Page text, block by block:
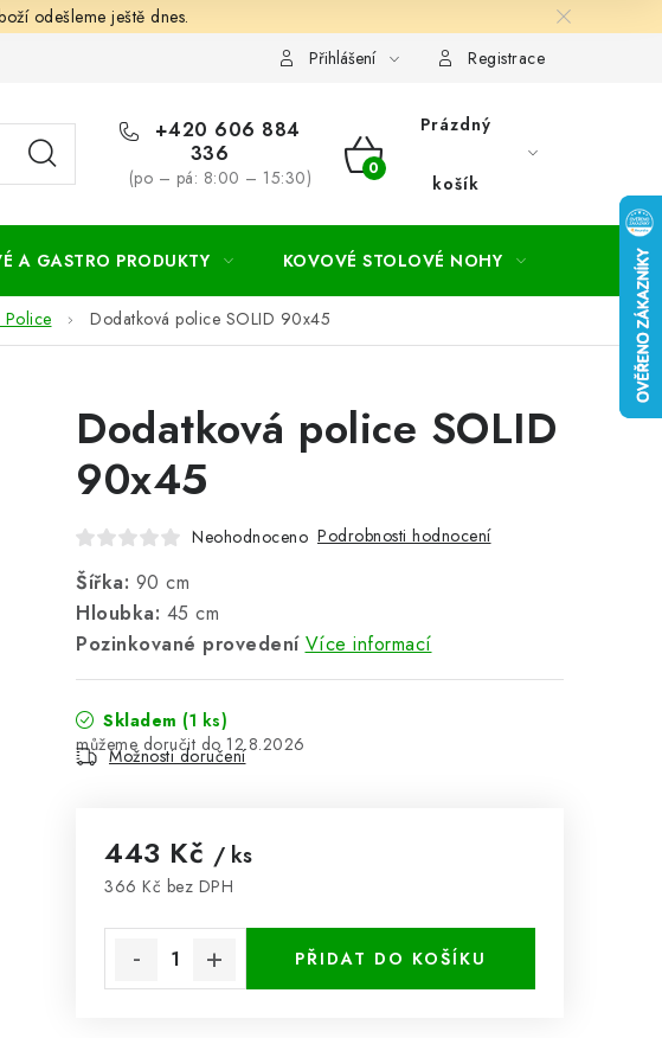
odešleme ještě dnes.
Obchodní a dodací podmínky Ochrana osobních údajú
Přihlášení Registrace
+420 606 884
336
(po – pá: 8:00 – 15:30)
NÁKUPNÍ
Prázdný
košík
A GASTRO PRODUKTY KOVOVÉ STOLOVÉ NOHY
Police Dodatková police SOLID 90x45
Dodatková police SOLID
90x45
Neohodnoceno Podrobnosti hodnocení
Šířka: 90 cm
Hloubka: 45 cm
Pozinkované provedení Více informací
Skladem (1 ks)
12.8.2026
Možnosti doručení
443 Kč / ks
366 Kč bez DPH
PŘIDAT DO KOŠÍKU